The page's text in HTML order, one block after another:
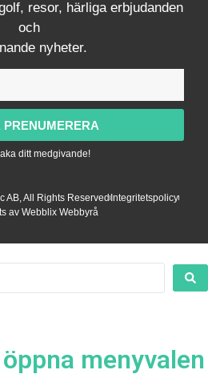
resor, härliga erbjudanden
och
nyheter.
PRENUMERERA
ditt medgivande!
AB, All Rights ReservedIntegritetspolicy
av Webblix Webbyrå
menyvalen